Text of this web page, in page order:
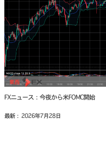
FXニュース：今夜から米FOMC開始
最新： 2026年7月28日